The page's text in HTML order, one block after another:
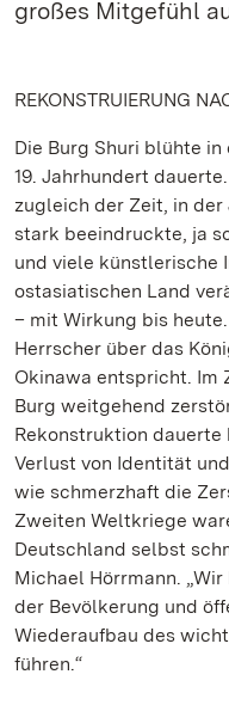
großes Mitgefühl
REKONSTRUIERUNG
Die Burg Shuri blühte in
19. Jahrhundert
zugleich der Zeit, in
stark beeindruckte, ja
und viele künstlerische
ostasiatischen Land
– mit Wirkung bis
Herrscher über das
Okinawa entspricht. Im
Burg weitgehend
Rekonstruktion dauerte
Verlust von Identität
wie schmerzhaft die
Zweiten Weltkriege
Deutschland selbst
Michael Hörrmann.
der Bevölkerung und
Wiederaufbau des
führen.“